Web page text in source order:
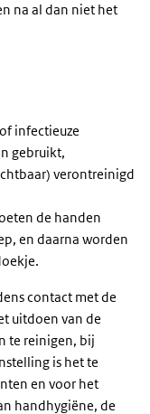
na al dan niet het
infectieuze
gebruikt,
verontreinigd
de handen
en daarna worden
contact met de
uitdoen van de
te reinigen, bij
is het te
en voor het
handhygiëne, de